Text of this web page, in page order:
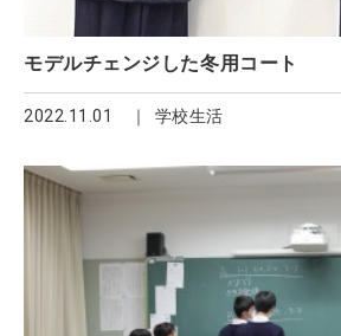
モデルチェンジした冬用コート
2022.11.01 学校生活